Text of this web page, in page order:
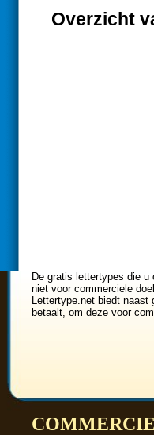
Overzicht
De gratis lettertypes die
niet voor commerciele
Lettertype.net biedt
betaalt, om deze voor